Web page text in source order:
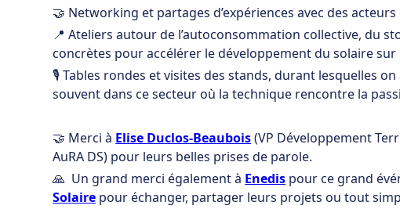
🤝 Networking et partages d’expériences avec des
📍 Ateliers autour de l’autoconsommation collective, du
concrètes pour accélérer le développement du solaire
🎙️ Tables rondes et visites des stands, durant lesquelles
souvent dans ce secteur où la technique rencontre la
🤝 Merci à Elise Duclos-Beaubois(VP Développement
AuRA DS) pour leurs belles prises de parole.
🙏 Un grand merci également à Enedis pour ce grand
Solaire pour échanger, partager leurs projets ou tout